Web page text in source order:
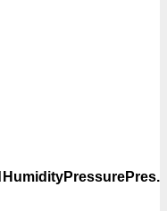
HumidityPressurePres.